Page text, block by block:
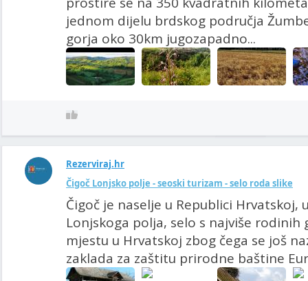
jednom dijelu brdskog područja
gorja oko 30km jugozapadno...
Rezerviraj.hr
Čigoč Lonjsko polje - seoski turizam - selo roda slike
Čigoč je naselje u Republici Hrvatskoj,
Lonjskoga polja, selo s najviše rodinih
mjestu u Hrvatskoj zbog čega se još
zaklada za zaštitu prirodne baštine